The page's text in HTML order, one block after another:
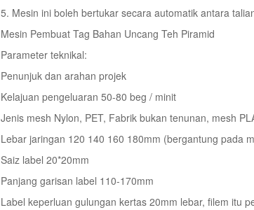
5. Mesin ini boleh bertukar secara automatik antara
Mesin Pembuat Tag Bahan Uncang Teh Piramid
Parameter teknikal:
Penunjuk dan arahan projek
Kelajuan pengeluaran 50-80 beg / minit
Jenis mesh Nylon, PET, Fabrik bukan tenunan, mesh
Lebar jaringan 120 140 160 180mm (bergantung pada
Saiz label 20*20mm
Panjang garisan label 110-170mm
Label keperluan gulungan kertas 20mm lebar, filem itu